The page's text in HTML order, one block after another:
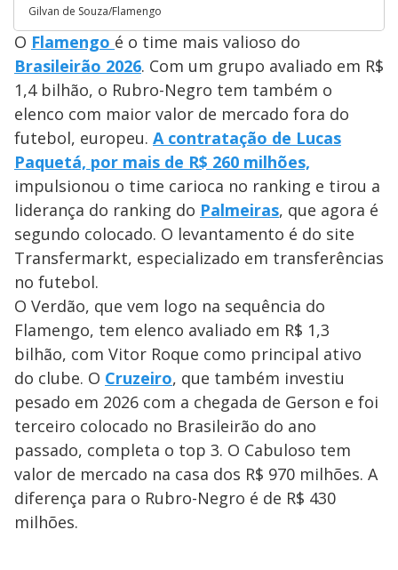
Gilvan de Souza/Flamengo
O Flamengo é o time mais valioso do
Brasileirão 2026. Com um grupo avaliado em R$
1,4 bilhão, o Rubro-Negro tem também o
elenco com maior valor de mercado fora do
futebol, europeu. A contratação de Lucas
Paquetá, por mais de R$ 260 milhões,
impulsionou o time carioca no ranking e tirou a
liderança do ranking do Palmeiras, que agora é
segundo colocado. O levantamento é do site
Transfermarkt, especializado em transferências
no futebol.
O Verdão, que vem logo na sequência do
Flamengo, tem elenco avaliado em R$ 1,3
bilhão, com Vitor Roque como principal ativo
do clube. O Cruzeiro, que também investiu
pesado em 2026 com a chegada de Gerson e foi
terceiro colocado no Brasileirão do ano
passado, completa o top 3. O Cabuloso tem
valor de mercado na casa dos R$ 970 milhões. A
diferença para o Rubro-Negro é de R$ 430
milhões.